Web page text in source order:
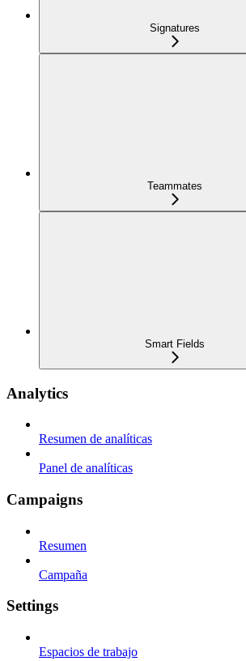
Signatures
Teammates
Smart Fields
Analytics
Resumen de analíticas
Panel de analíticas
Campaigns
Resumen
Campaña
Settings
Espacios de trabajo